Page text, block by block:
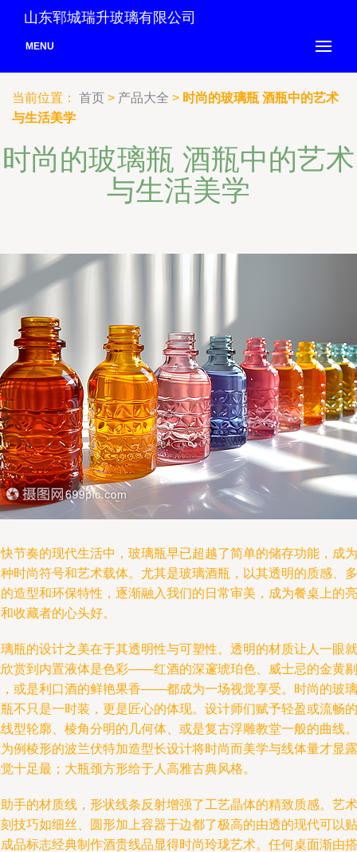
山东郓城瑞升玻璃有限公司
MENU
当前位置： 首页 > 产品大全 > 时尚的玻璃瓶 酒瓶中的艺术
与生活美学
时尚的玻璃瓶 酒瓶中的艺术
与生活美学
节奏的现代生活中，玻璃瓶早已超越了简单的储存功能，成为
时尚符号和艺术载体。尤其是玻璃酒瓶，以其透明的质感、多
造型和环保特性，逐渐融入我们的日常审美，成为餐桌上的亮
收藏者的心头好。
瓶的设计之美在于其透明性与可塑性。透明的材质让人一眼就
赏到内置液体是色彩——红酒的深邃琥珀色、威士忌的金黄剔
或是利口酒的鲜艳果香——都成为一场视觉享受。时尚的玻璃
不只是一时装，更是匠心的体现。设计师们赋予轻盈或流畅的
型轮廓、棱角分明的几何体、或是复古浮雕教堂一般的曲线。
例棱形的波兰伏特加造型长设计将时尚而美学与线体量才显露
十足最；大瓶颈方形给于人高雅古典风格。
手的材质线，形状线条反射增强了工艺晶体的精致质感。艺术
技巧如细丝、圆形加上容器于边都了极高的由透的现代可以贴
品标志经典制作酒贵线品显得时尚玲珑艺术。任何桌面渐由搭